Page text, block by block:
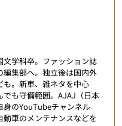
学科卒。ファッション誌
集部へ。独立後は国内外
も。新車、雑ネタを中心
も守備範囲。AJAJ（日本
身のYouTubeチャンネル
動車のメンテナンスなどを